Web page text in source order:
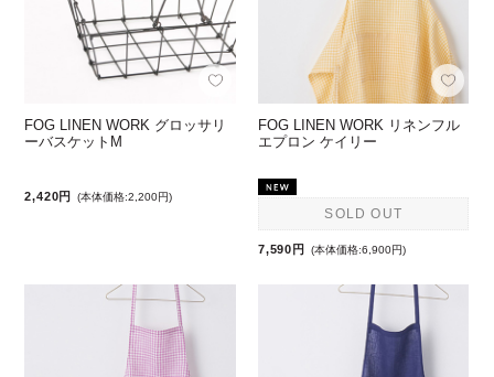
FOG LINEN WORK グロッサリ
ーバスケットM
2,420円 (本体価格:2,200円)
FOG LINEN WORK リネンフル
エプロン ケイリー
SOLD OUT
7,590円 (本体価格:6,900円)